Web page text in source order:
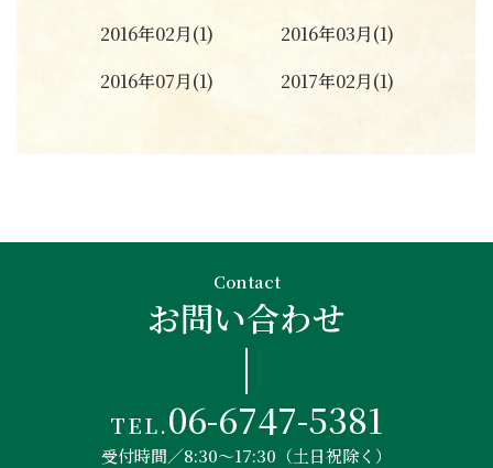
2016年02月(1)
2016年03月(1)
2016年07月(1)
2017年02月(1)
Contact
お問い合わせ
TEL.06-6747-5381
受付時間／8:30～17:30（土日祝除く）